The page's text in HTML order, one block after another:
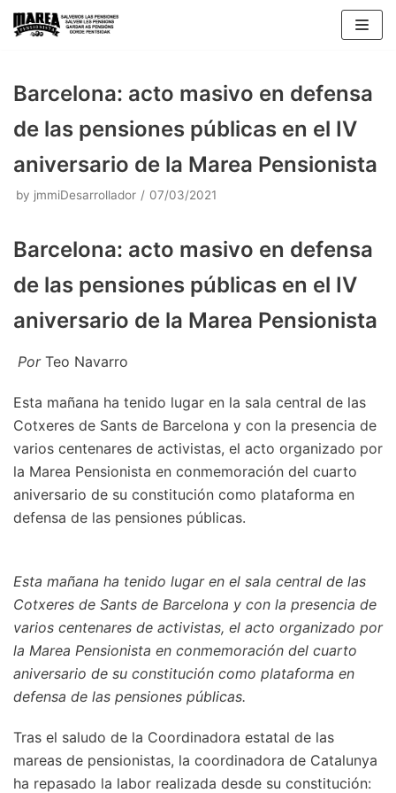
Skip
Barcelona: acto masivo en defensa
de las pensiones públicas en el IV
aniversario de la Marea Pensionista
by jmmiDesarrollador 07/03/2021
Barcelona: acto masivo en defensa
de las pensiones públicas en el IV
aniversario de la Marea Pensionista
Por Teo Navarro
Esta mañana ha tenido lugar en la sala central de las
Cotxeres de Sants de Barcelona y con la presencia de
varios centenares de activistas, el acto organizado por
la Marea Pensionista en conmemoración del cuarto
aniversario de su constitución como plataforma en
defensa de las pensiones públicas.
Esta mañana ha tenido lugar en el sala central de las
Cotxeres de Sants de Barcelona y con la presencia de
varios centenares de activistas, el acto organizado por
la Marea Pensionista en conmemoración del cuarto
aniversario de su constitución como plataforma en
defensa de las pensiones públicas.
Tras el saludo de la Coordinadora estatal de las
mareas de pensionistas, la coordinadora de Catalunya
ha repasado la labor realizada desde su constitución: